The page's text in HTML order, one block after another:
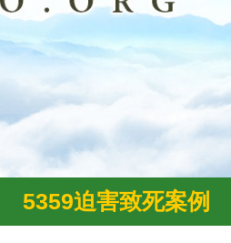
5359迫害致死案例